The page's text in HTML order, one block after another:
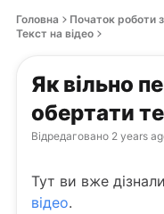
Головна Початок роботи
Текст на відео
Як вільно
обертати
Відредаговано 2 years
Тут ви вже
відео.